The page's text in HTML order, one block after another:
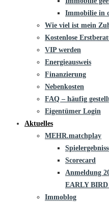
Immobilie in
Wie viel ist mein
Kostenlose
VIP werden
Energieausweis
Finanzierung
Nebenkosten
FAQ – häufig
Eigentümer Login
Aktuelles
MEHR.matchplay
Scorecard
Anmeldung
EARLY
Immoblog